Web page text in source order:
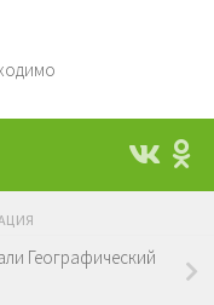
Географический